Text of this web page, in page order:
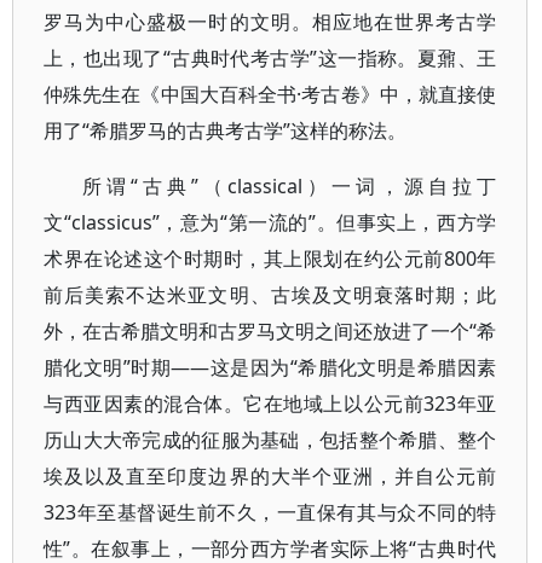
罗马为中心盛极一时的文明。相应地在世界考古学
上，也出现了“古典时代考古学”这一指称。夏鼐、王
仲殊先生在《中国大百科全书·考古卷》中，就直接使
用了“希腊罗马的古典考古学”这样的称法。
所谓“古典”（classical）一词，源自拉丁
文“classicus”，意为“第一流的”。但事实上，西方学
术界在论述这个时期时，其上限划在约公元前800年
前后美索不达米亚文明、古埃及文明衰落时期；此
外，在古希腊文明和古罗马文明之间还放进了一个“希
腊化文明”时期——这是因为“希腊化文明是希腊因素
与西亚因素的混合体。它在地域上以公元前323年亚
历山大大帝完成的征服为基础，包括整个希腊、整个
埃及以及直至印度边界的大半个亚洲，并自公元前
323年至基督诞生前不久，一直保有其与众不同的特
性”。在叙事上，一部分西方学者实际上将“古典时代